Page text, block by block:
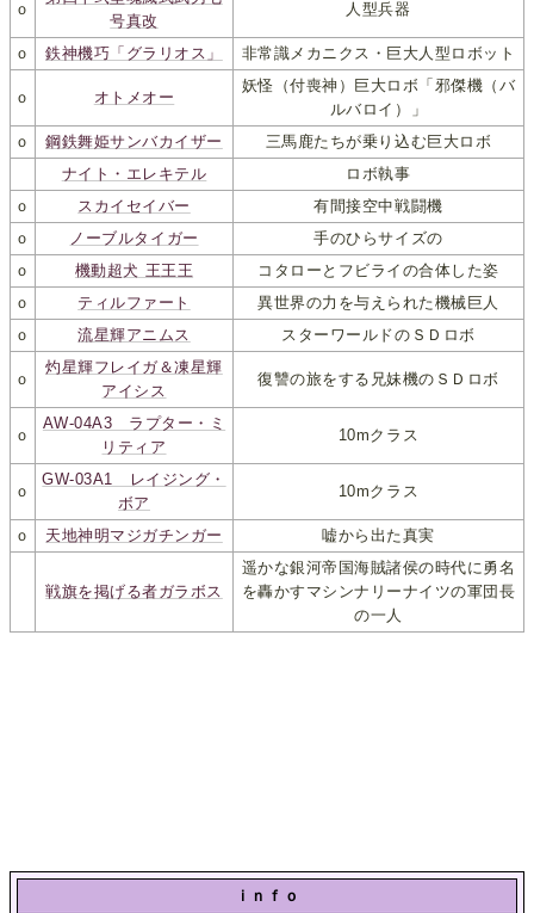
ｏ
号真改
人型兵器
ｏ 鉄神機巧「グラリオス」 非常識メカニクス・巨大人型ロボット
ｏ オトメオー
妖怪（付喪神）巨大ロボ「邪傑機（バ
ルバロイ）」
ｏ
鋼鉄舞姫サンバカイザー
三馬鹿たちが乗り込む巨大ロボ
ナイト・エレキテル
ロボ執事
ｏ
スカイセイバー
有間接空中戦闘機
ｏ
ノーブルタイガー
手のひらサイズの
ｏ
機動超犬 王王王
コタローとフビライの合体した姿
ｏ
ティルファート
異世界の力を与えられた機械巨人
ｏ
流星輝アニムス スターワールドのＳＤロボ
ｏ
灼星輝フレイガ＆凍星輝
アイシス
復讐の旅をする兄妹機のＳＤロボ
ｏ
AW-04A3 ラプター・ミ
リティア
10mクラス
ｏ
GW-03A1 レイジング・
ボア
10mクラス
ｏ 天地神明マジガチンガー 嘘から出た真実
戦旗を掲げる者ガラボス
遥かな銀河帝国海賊諸侯の時代に勇名
を轟かすマシンナリーナイツの軍団長
の一人
ｉｎｆｏ